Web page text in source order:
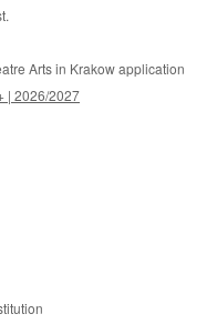
Arts in Krakow application
| 2026/2027